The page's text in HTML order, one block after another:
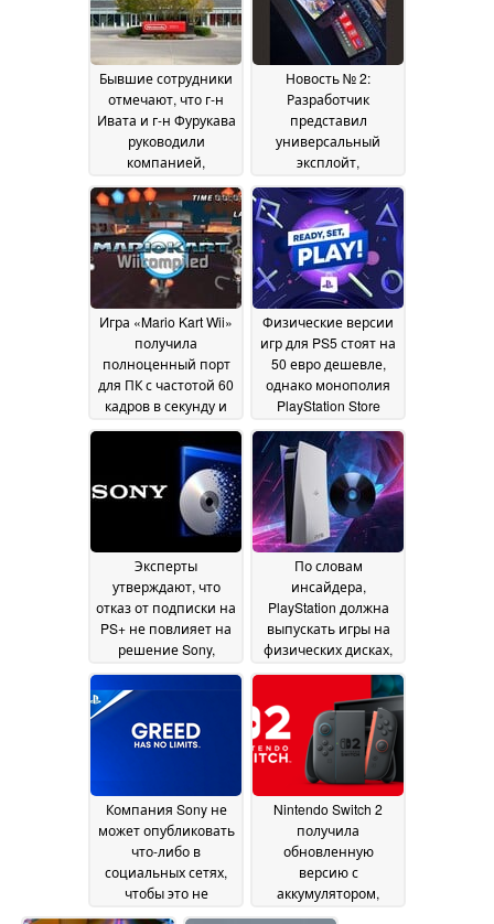
Бывшие сотрудники
отмечают, что г-н
Ивата и г-н Фурукава
руководили
компанией,
принципами
честности и
добросовестности,
однако признают,
что в компании
Nintendo «баланс
между работой и
личной жизнью
отсутствует».29 July
2026
Новость № 2:
Разработчик
представил
универсальный
эксплойт,
полностью в
автономном режиме
21 July 2026
Игра «Mario Kart Wii»
получила
полноценный порт
для ПК с частотой 60
кадров в секунду и
онлайн-игры,
несмотря на то что
фанаты критикуют
использование
искусственного
интеллекта19 July 2026
Физические версии
игр для PS5 стоят на
50 евро дешевле,
однако монополия
PlayStation Store
количество
выгодных
предложений10 July
2026
Эксперты
утверждают, что
отказ от подписки на
PS+ не повлияет на
решение Sony,
этим не согласны
По словам
инсайдера,
PlayStation должна
выпускать игры на
физических дисках,
провалом09 July 2026
Компания Sony не
может опубликовать
что-либо в
социальных сетях,
чтобы это не
Nintendo Switch 2
получила
обновленную
версию с
аккумулятором,